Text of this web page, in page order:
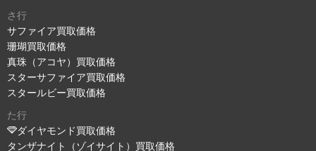
さ行
サファイア買取価格
珊瑚買取価格
真珠（アコヤ）買取価格
スターサファイア買取価格
スタールビー買取価格
た行
ダイヤモンド買取価格
タンザナイト（ゾイサイト）買取価格